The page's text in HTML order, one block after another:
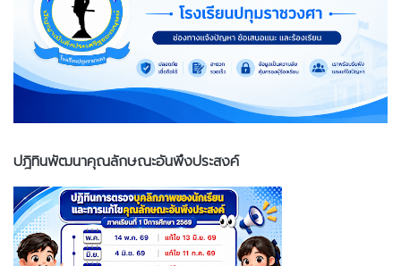
ปฎิทินพัฒนาคุณลักษณะอันพึงประสงค์